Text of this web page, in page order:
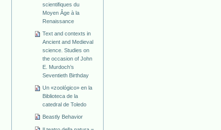
scientifiques du
Moyen Âge à la
Renaissance
Text and contexts in
Ancient and Medieval
science. Studies on
the occasion of John
E. Murdoch’s
Seventieth Birthday
Un «zoológico» en la
Biblioteca de la
catedral de Toledo
Beastly Behavior